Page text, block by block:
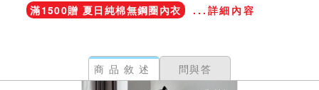
滿1500贈 夏日純棉無鋼圈內衣
...詳細內容
商品敘述 問與答